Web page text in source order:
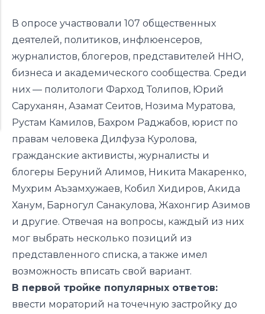
В опросе участвовали 107 общественных
деятелей, политиков, инфлюенсеров,
журналистов, блогеров, представителей ННО,
бизнеса и академического сообщества. Среди
них — политологи Фарход Толипов, Юрий
Саруханян, Азамат Сеитов, Нозима Муратова,
Рустам Камилов, Бахром Раджабов, юрист по
правам человека Дилфуза Куролова,
гражданские активисты, журналисты и
блогеры Беруний Алимов, Никита Макаренко,
Мухрим Аъзамхужаев, Кобил Хидиров, Акида
Ханум, Барногул Санакулова, Жахонгир Азимов
и другие. Отвечая на вопросы, каждый из них
мог выбрать несколько позиций из
представленного списка, а также имел
возможность вписать свой вариант.
В первой тройке популярных ответов:
ввести мораторий на точечную застройку до